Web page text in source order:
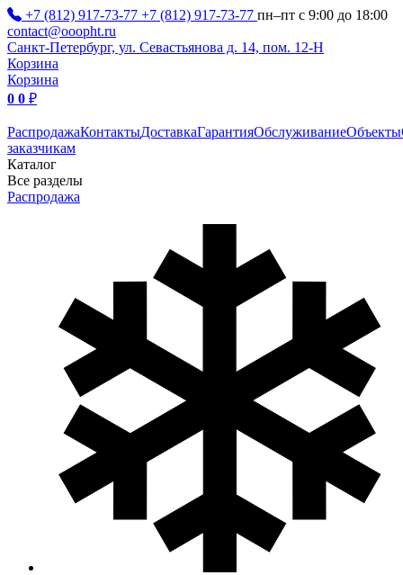
+7 (812) 917-73-77 +7 (812) 917-73-77 пн–пт с 9:00 до 18:00
contact@ooopht.ru
Санкт-Петербург, ул. Севастьянова д. 14, пом. 12-Н
Корзина
Корзина
0 0 ₽
РаспродажаКонтактыДоставкаГарантияОбслуживаниеОбъекты
заказчикам
Каталог
Все разделы
Распродажа